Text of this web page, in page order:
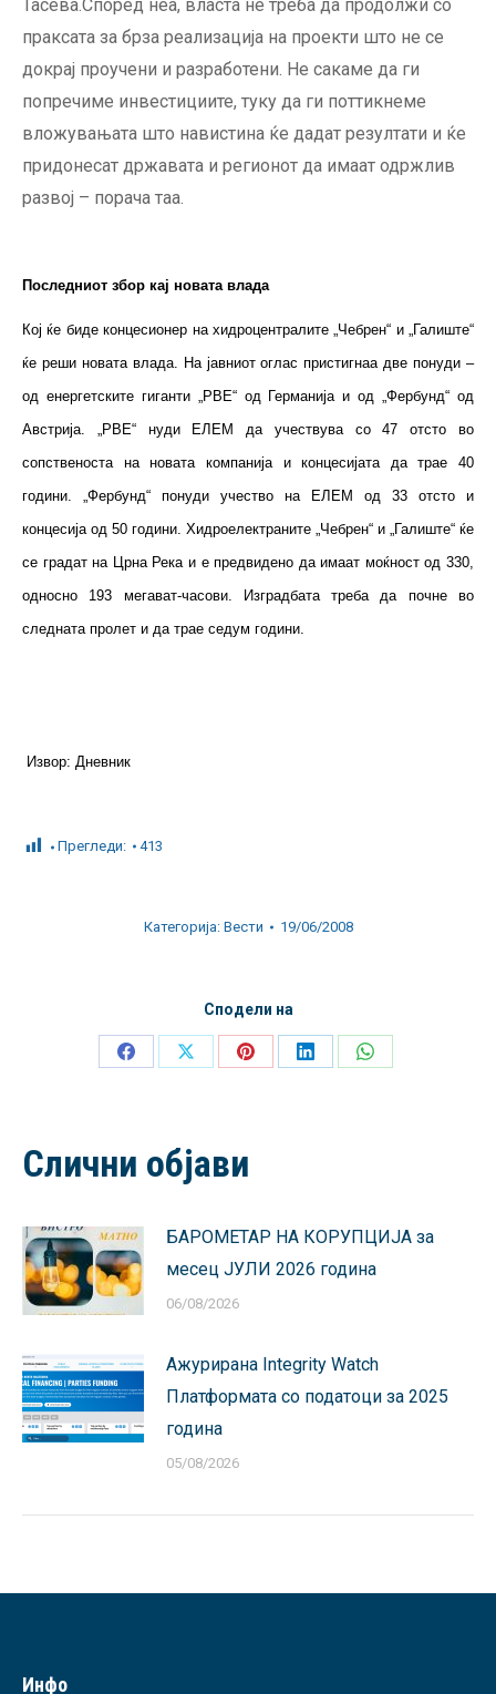
Тасева.Според неа, власта не треба да продолжи со
праксата за брза реализација на проекти што не се
докрај проучени и разработени. Не сакаме да ги
попречиме инвестициите, туку да ги поттикнеме
вложувањата што навистина ќе дадат резултати и ќе
придонесат државата и регионот да имаат одржлив
развој – порача таа.
Последниот збор кај новата влада
Кој ќе биде концесионер на хидроцентралите „Чебрен“ и „Галиште“
ќе реши новата влада. На јавниот оглас пристигнаа две понуди –
од енергетските гиганти „РВЕ“ од Германија и од „Фербунд“ од
Австрија. „РВЕ“ нуди ЕЛЕМ да учествува со 47 отсто во
сопственоста на новата компанија и концесијата да трае 40
години. „Фербунд“ понуди учество на ЕЛЕМ од 33 отсто и
концесија од 50 години. Хидроелектраните „Чебрен“ и „Галиште“ ќе
се градат на Црна Река и е предвидено да имаат моќност од 330,
односно 193 мегават-часови. Изградбата треба да почне во
следната пролет и да трае седум години.
Извор: Дневник
Прегледи: 413
Категорија: Вести 19/06/2008
Сподели на
Share
Share
Share
Share
Share
Слични објави
БАРОМЕТАР НА КОРУПЦИЈА за
месец ЈУЛИ 2026 година
06/08/2026
Ажурирана Integrity Watch
Платформата со податоци за 2025
година
05/08/2026
Инфо